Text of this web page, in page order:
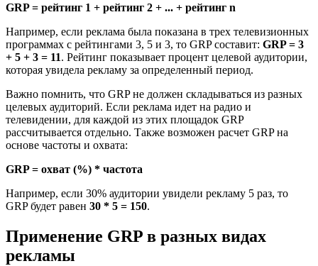
GRP = рейтинг 1 + рейтинг 2 + ... + рейтинг n
Например, если реклама была показана в трех телевизионных
программах с рейтингами 3, 5 и 3, то GRP составит: GRP = 3
+ 5 + 3 = 11. Рейтинг показывает процент целевой аудитории,
которая увидела рекламу за определенный период.
Важно помнить, что GRP не должен складываться из разных
целевых аудиторий. Если реклама идет на радио и
телевидении, для каждой из этих площадок GRP
рассчитывается отдельно. Также возможен расчет GRP на
основе частоты и охвата:
GRP = охват (%) * частота
Например, если 30% аудитории увидели рекламу 5 раз, то
GRP будет равен 30 * 5 = 150.
Применение GRP в разных видах
рекламы